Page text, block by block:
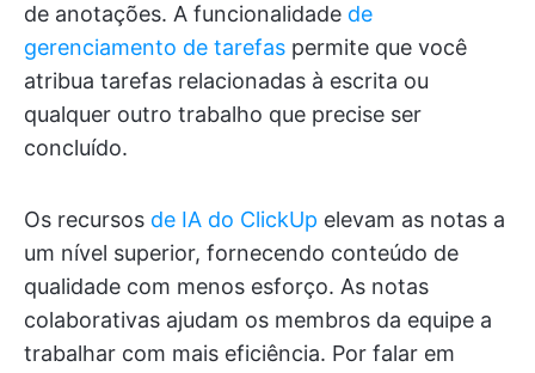
de anotações. A funcionalidade de
gerenciamento de tarefas permite que você
atribua tarefas relacionadas à escrita ou
qualquer outro trabalho que precise ser
concluído.
Os recursos de IA do ClickUp elevam as notas a
um nível superior, fornecendo conteúdo de
qualidade com menos esforço. As notas
colaborativas ajudam os membros da equipe a
trabalhar com mais eficiência. Por falar em